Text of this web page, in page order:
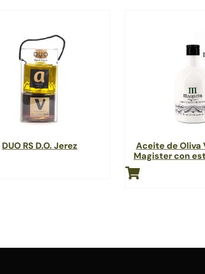
DUO RS D.O. Jerez
Aceite de Oliva
Magister con